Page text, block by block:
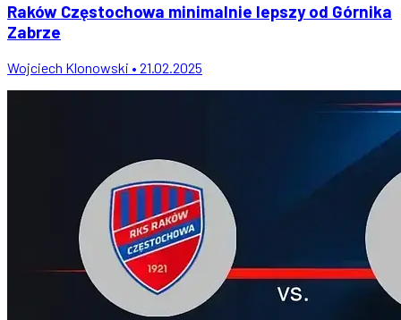
Raków Częstochowa minimalnie lepszy od Górnika
Zabrze
Wojciech Klonowski • 21.02.2025